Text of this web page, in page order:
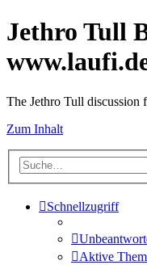
Jethro Tull
The Jethro Tull discussion
Zum Inhalt
Schnellzugriff
Aktive